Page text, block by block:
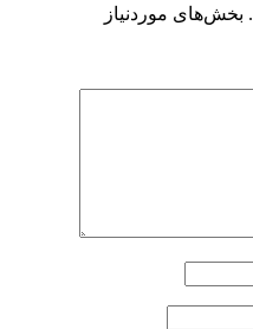
بخش‌های موردنیاز